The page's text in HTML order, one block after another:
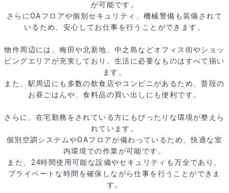
が可能です。
さらにOAフロアや個別セキュリティ、機械警備も装備されて
いるため、安心してお仕事を行うことができます。
物件周辺には、梅田や北新地、中之島などオフィス街やショッ
ピングエリアが充実しており、生活に必要なものはすべて揃い
ます。
また、駅周辺にも多数の飲食店やコンビニがあるため、普段の
お昼ごはんや、食料品の買い出しにも便利です。
さらに、在宅勤務をされている方にもぴったりな環境が整えら
れています。
個別空調システムやOAフロアが備わっているため、快適な室
内環境での作業が可能です。
また、24時間使用可能な設備やセキュリティも万全であり、
プライベートな時間を確保しながら仕事を行うことができま
す。